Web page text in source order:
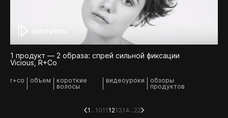
1 продукт — 2 образа: спрей сильной фиксации
Vicious, R+Co
r+co объем
короткие
волосы
видеоуроки
обзоры
продуктов
1 ...1011 121314...22